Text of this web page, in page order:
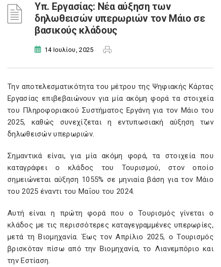
Υπ. Εργασίας: Νέα αύξηση των
δηλωθεισών υπερωριών τον Μάιο σε
βασικούς κλάδους
14 Ιουλίου, 2025
Την αποτελεσματικότητα του μέτρου της Ψηφιακής Κάρτας
Εργασίας επιβεβαιώνουν για μία ακόμη φορά τα στοιχεία
του Πληροφοριακού Συστήματος Εργάνη για τον Μάιο του
2025, καθώς συνεχίζεται η εντυπωσιακή αύξηση των
δηλωθεισών υπερωριών.
Σημαντικά είναι, για μία ακόμη φορά, τα στοιχεία που
καταγράφει ο κλάδος του Τουρισμού, στον οποίο
σημειώνεται αύξηση 1055% σε μηνιαία βάση για τον Μάιο
του 2025 έναντι του Μαΐου του 2024.
Αυτή είναι η πρώτη φορά που ο Τουρισμός γίνεται ο
κλάδος με τις περισσότερες καταγεγραμμένες υπερωρίες,
μετά τη Βιομηχανία. Έως τον Απρίλιο 2025, ο Τουρισμός
βρισκόταν πίσω από την Βιομηχανία, το Λιανεμπόριο και
την Εστίαση.